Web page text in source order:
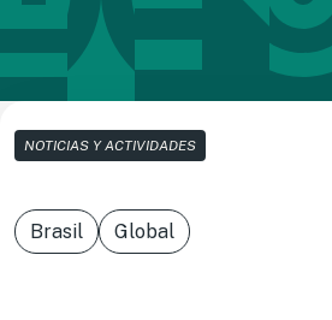
NOTICIAS Y ACTIVIDADES
Brasil Global